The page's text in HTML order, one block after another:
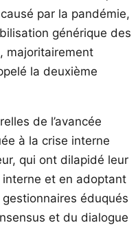
par la pandémie,
générique des
majoritairement
la deuxième
de l’avancée
à la crise interne
qui ont dilapidé leur
interne et en adoptant
éduqués
et du dialogue